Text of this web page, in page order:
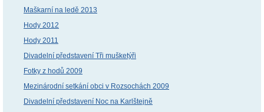
Maškarní na ledě 2013
Hody 2012
Hody 2011
Divadelní představení Tři mušketýři
Fotky z hodů 2009
Mezinárodní setkání obci v Rozsochách 2009
Divadelní představení Noc na Karlštejně